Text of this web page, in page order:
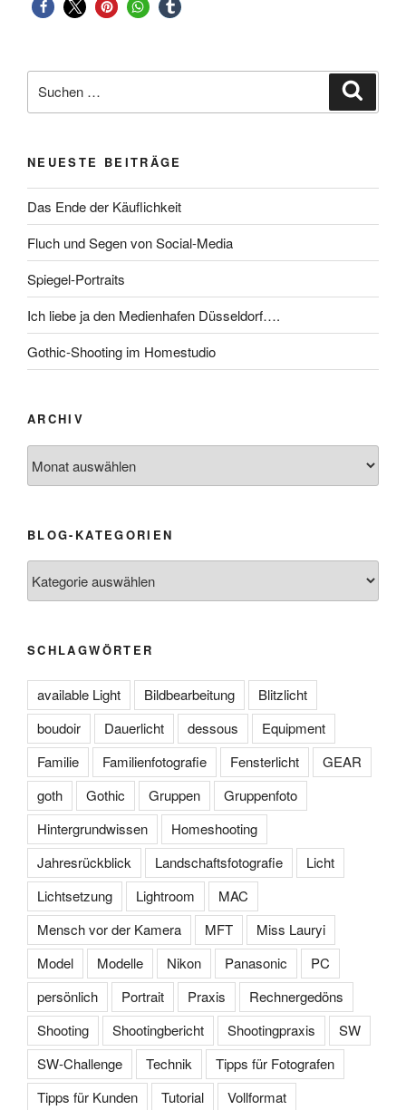
nach:
NEUESTE BEITRÄGE
Das Ende der Käuflichkeit
Fluch und Segen von Social-Media
Spiegel-Portraits
Ich liebe ja den Medienhafen Düsseldorf….
Gothic-Shooting im Homestudio
ARCHIV
BLOG-KATEGORIEN
Kategorien
SCHLAGWÖRTER
available Light Bildbearbeitung
Blitzlicht
boudoir
Dauerlicht dessous
Equipment
Familie
Familienfotografie Fensterlicht
GEAR
goth
Gothic Gruppen
Gruppenfoto
Hintergrundwissen
Homeshooting
Jahresrückblick
Landschaftsfotografie
Licht
Lichtsetzung
Lightroom
MAC
Mensch vor der Kamera
MFT
Miss Lauryi
Model
Modelle Nikon Panasonic
PC
persönlich
Portrait Praxis
Rechnergedöns
Shooting
Shootingbericht Shootingpraxis
SW
SW-Challenge
Technik
Tipps für Fotografen
Tipps für Kunden
Tutorial Vollformat